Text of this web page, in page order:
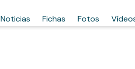
Noticias Fichas Fotos